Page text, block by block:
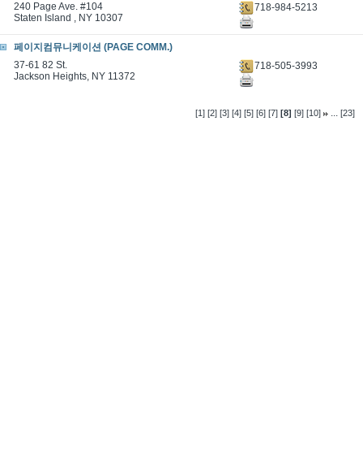
240 Page Ave. #104
Staten Island , NY 10307
718-984-5213
페이지컴뮤니케이션 (PAGE COMM.)
37-61 82 St.
Jackson Heights, NY 11372
718-505-3993
[1] [2] [3] [4] [5] [6] [7] [8] [9] [10] ... [23]